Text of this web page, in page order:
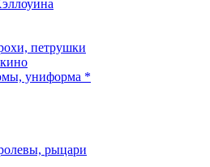
петрушки
униформа *
рыцари